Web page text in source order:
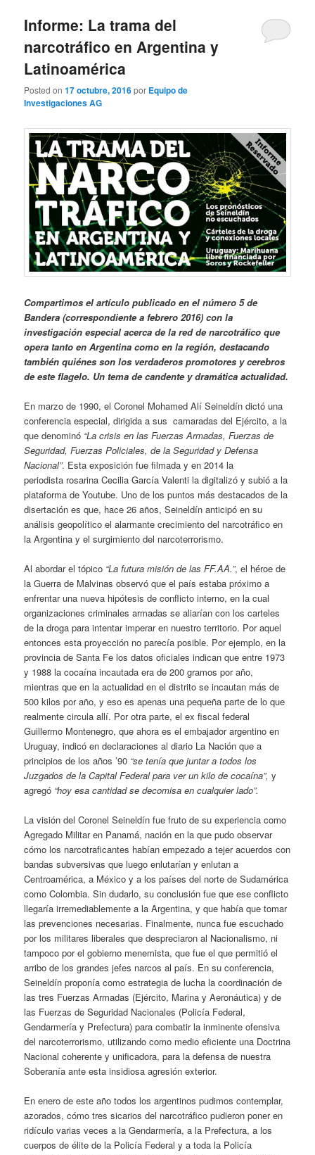
Informe: La trama del
narcotráfico en Argentina y
Latinoamérica
Posted on17 octubre, 2016por Equipo de
Investigaciones AG
Compartimos el artículo publicado en el número 5 de
Bandera (correspondiente a febrero 2016) con la
investigación especial acerca de la red de narcotráfico que
opera tanto en Argentina como en la región, destacando
también quiénes son los verdaderos promotores y cerebros
de este flagelo. Un tema de candente y dramática actualidad.
En marzo de 1990, el Coronel Mohamed Alí Seineldín dictó una
conferencia especial, dirigida a sus camaradas del Ejército, a la
que denominó “La crisis en las Fuerzas Armadas, Fuerzas de
Seguridad, Fuerzas Policiales, de la Seguridad y Defensa
Nacional”. Esta exposición fue filmada y en 2014 la
periodista rosarina Cecilia García Valenti la digitalizó y subió a la
plataforma de Youtube. Uno de los puntos más destacados de la
disertación es que, hace 26 años, Seineldín anticipó en su
análisis geopolítico el alarmante crecimiento del narcotráfico en
la Argentina y el surgimiento del narcoterrorismo.
Al abordar el tópico “La futura misión de las FF.AA.”, el héroe de
la Guerra de Malvinas observó que el país estaba próximo a
enfrentar una nueva hipótesis de conflicto interno, en la cual
organizaciones criminales armadas se aliarían con los carteles
de la droga para intentar imperar en nuestro territorio. Por aquel
entonces esta proyección no parecía posible. Por ejemplo, en la
provincia de Santa Fe los datos oficiales indican que entre 1973
y 1988 la cocaína incautada era de 200 gramos por año,
mientras que en la actualidad en el distrito se incautan más de
500 kilos por año, y eso es apenas una pequeña parte de lo que
realmente circula allí. Por otra parte, el ex fiscal federal
Guillermo Montenegro, que ahora es el embajador argentino en
Uruguay, indicó en declaraciones al diario La Nación que a
principios de los años ’90 “se tenía que juntar a todos los
Juzgados de la Capital Federal para ver un kilo de cocaína”, y
agregó “hoy esa cantidad se decomisa en cualquier lado”.
La visión del Coronel Seineldín fue fruto de su experiencia como
Agregado Militar en Panamá, nación en la que pudo observar
cómo los narcotraficantes habían empezado a tejer acuerdos con
bandas subversivas que luego enlutarían y enlutan a
Centroamérica, a México y a los países del norte de Sudamérica
como Colombia. Sin dudarlo, su conclusión fue que ese conflicto
llegaría irremediablemente a la Argentina, y que había que tomar
las prevenciones necesarias. Finalmente, nunca fue escuchado
por los militares liberales que despreciaron al Nacionalismo, ni
tampoco por el gobierno menemista, que fue el que permitió el
arribo de los grandes jefes narcos al país. En su conferencia,
Seineldín proponía como estrategia de lucha la coordinación de
las tres Fuerzas Armadas (Ejército, Marina y Aeronáutica) y de
las Fuerzas de Seguridad Nacionales (Policía Federal,
Gendarmería y Prefectura) para combatir la inminente ofensiva
del narcoterrorismo, utilizando como medio eficiente una Doctrina
Nacional coherente y unificadora, para la defensa de nuestra
Soberanía ante esta insidiosa agresión exterior.
En enero de este año todos los argentinos pudimos contemplar,
azorados, cómo tres sicarios del narcotráfico pudieron poner en
ridículo varias veces a la Gendarmería, a la Prefectura, a los
cuerpos de élite de la Policía Federal y a toda la Policía